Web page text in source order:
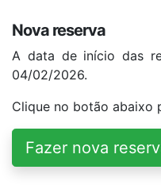
Nova reserva
A data de início das
04/02/2026.
Clique no botão abaixo
Fazer nova